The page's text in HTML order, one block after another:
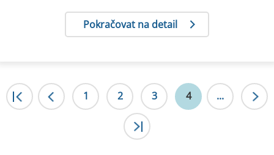
Pokračovat na detail
|< 1 2 3 4 ...